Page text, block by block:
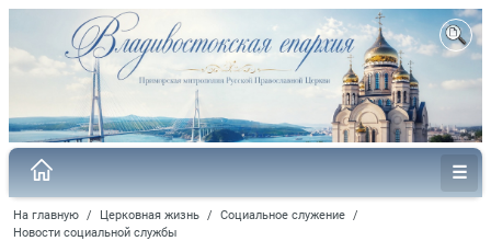
На главную / Церковная жизнь / Социальное служение /
Новости социальной службы